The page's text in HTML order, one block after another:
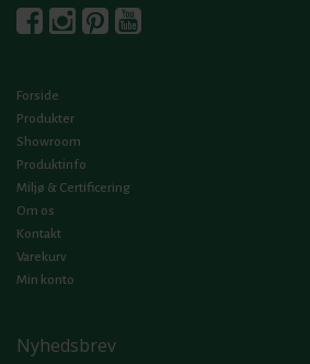
Forside
Produkter
Showroom
Produktinfo
Miljø & Certificering
Om os
Kontakt
Varekurv
Min konto
Nyhedsbrev